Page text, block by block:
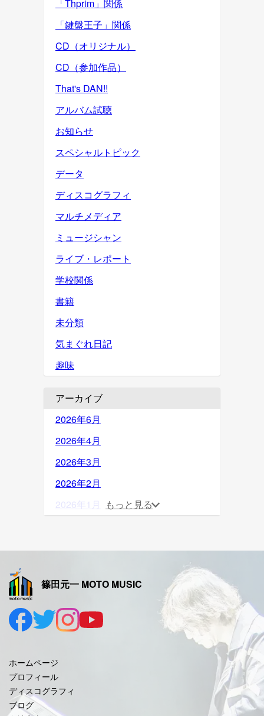
「Thprim」関係
「鍵盤王子」関係
CD（オリジナル）
CD（参加作品）
That's DAN!!
アルバム試聴
お知らせ
スペシャルトピック
データ
ディスコグラフィ
マルチメディア
ミュージシャン
ライブ・レポート
学校関係
書籍
未分類
気まぐれ日記
趣味
アーカイブ
2026年6月
2026年4月
2026年3月
2026年2月
2026年1月
2025年9月
2025年8月
2025年7月
2025年5月
2025年4月
もっと見る
篠田元一 MOTO MUSIC
ホームページ
プロフィール
ディスコグラフィ
ブログ